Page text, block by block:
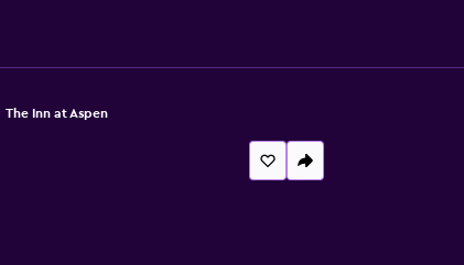
The Inn at Aspen